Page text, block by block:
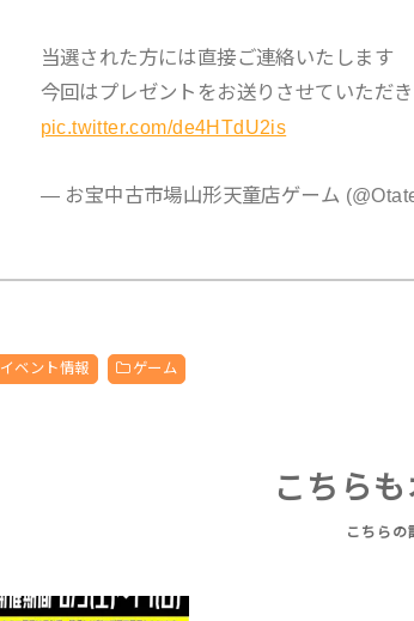
当選された方には直接ご連絡いたします
今回はプレゼントをお送りさせていただ
pic.twitter.com/de4HTdU2is
— お宝中古市場山形天童店ゲーム
イベント情報 ゲーム
こちらも